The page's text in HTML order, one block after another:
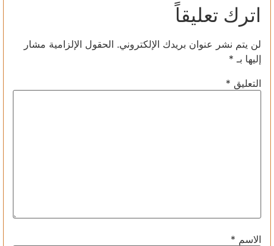
اترك تعليقاً
لن يتم نشر عنوان بريدك الإلكتروني. الحقول الإلزامية مشار
إليها بـ *
التعليق *
الاسم *